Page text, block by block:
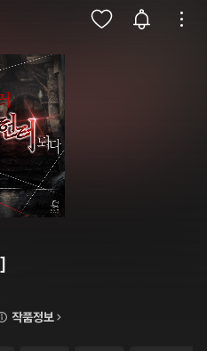
작품정보